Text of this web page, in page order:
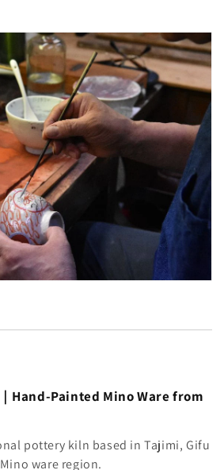
Hand-Painted Mino Ware from
pottery kiln based in Tajimi, Gifu
ware region.